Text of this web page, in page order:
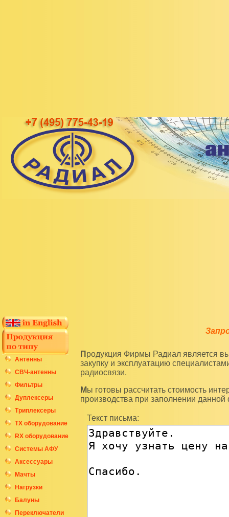
Антенны
СВЧ-антенны
Фильтры
Дуплексеры
Триплексеры
ТХ оборудование
RX оборудование
Системы АФУ
Аксессуары
Мачты
Нагрузки
Балуны
Переключатели
Продукция Фирмы Радиал является высокотехнологичным оборудованием и подразумевает
закупку и эксплуатацию
радиосвязи.
Мы готовы рассчитать стоимость интересующих вас изделий по последним ценам нашего
производства при заполнении
Текст письма: